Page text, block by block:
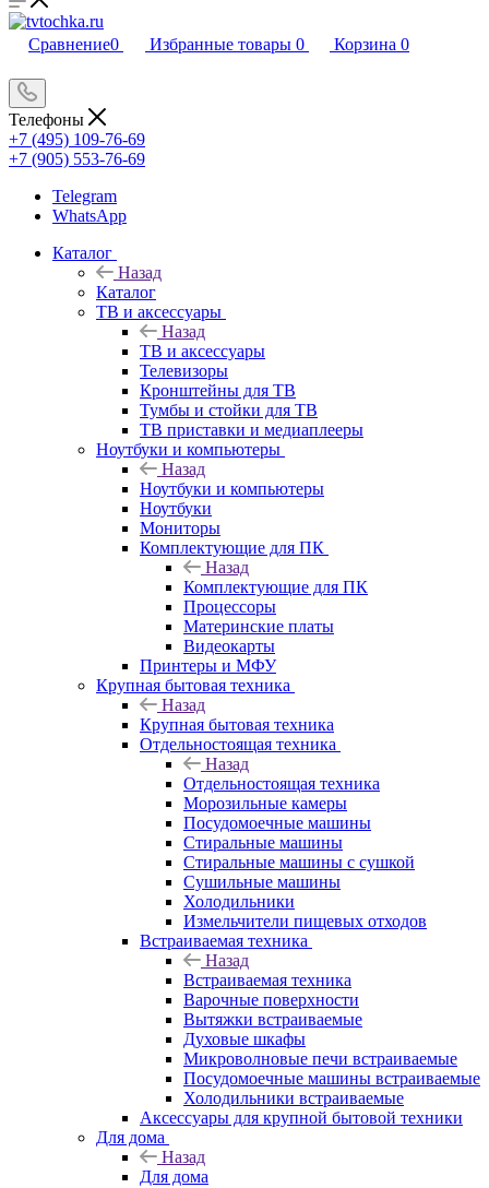
Сравнение0 Избранные товары 0 Корзина 0
Телефоны
+7 (495) 109-76-69
+7 (905) 553-76-69
Telegram
WhatsApp
Каталог
Назад
Каталог
ТВ и аксессуары
Назад
ТВ и аксессуары
Телевизоры
Кронштейны для ТВ
Тумбы и стойки для ТВ
ТВ приставки и медиаплееры
Ноутбуки и компьютеры
Назад
Ноутбуки и компьютеры
Ноутбуки
Мониторы
Комплектующие для ПК
Назад
Комплектующие для ПК
Процессоры
Материнские платы
Видеокарты
Принтеры и МФУ
Крупная бытовая техника
Назад
Крупная бытовая техника
Отдельностоящая техника
Назад
Отдельностоящая техника
Морозильные камеры
Посудомоечные машины
Стиральные машины
Стиральные машины с сушкой
Сушильные машины
Холодильники
Измельчители пищевых отходов
Встраиваемая техника
Назад
Встраиваемая техника
Варочные поверхности
Вытяжки встраиваемые
Духовые шкафы
Микроволновые печи встраиваемые
Посудомоечные машины встраиваемые
Холодильники встраиваемые
Аксессуары для крупной бытовой техники
Для дома
Назад
Для дома